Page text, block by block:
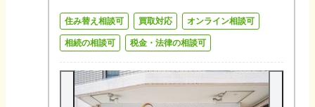
住み替え相談可 買取対応 オンライン相談可
相続の相談可 税金・法律の相談可